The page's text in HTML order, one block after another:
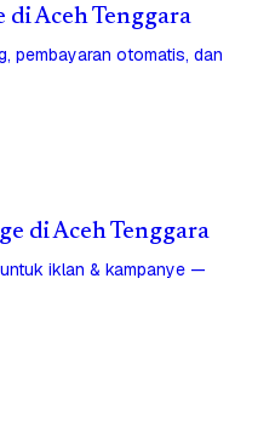
di Aceh Tenggara
pembayaran otomatis, dan
di Aceh Tenggara
iklan & kampanye —